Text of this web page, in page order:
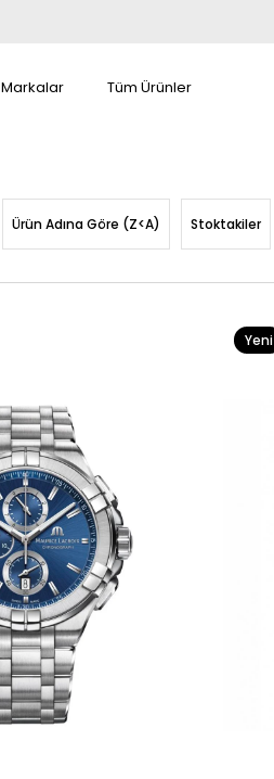
Markalar Tüm Ürünler
Ürün Adına Göre (Z<A) Stoktakiler
Yeni